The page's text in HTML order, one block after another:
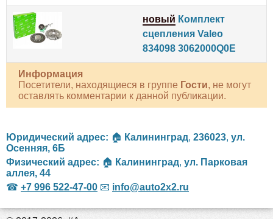
новый Комплект
сцепления Valeo
834098 3062000Q0E
Информация
Посетители, находящиеся в группе Гости, не могут
оставлять комментарии к данной публикации.
Юридический адрес: 🏠 Калининград, 236023, ул.
Осенняя, 6Б
Физический адрес: 🏠 Калининград, ул. Парковая
аллея, 44
☎ +7 996 522-47-00 📧 info@auto2x2.ru